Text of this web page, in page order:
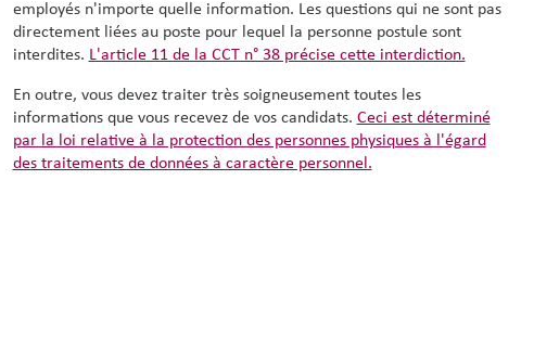
employés n'importe quelle information. Les questions qui ne sont pas
directement liées au poste pour lequel la personne postule sont
interdites. L'article 11 de la CCT n° 38 précise cette interdiction.
En outre, vous devez traiter très soigneusement toutes les
informations que vous recevez de vos candidats. Ceci est déterminé
par la loi relative à la protection des personnes physiques à l'égard
des traitements de données à caractère personnel.